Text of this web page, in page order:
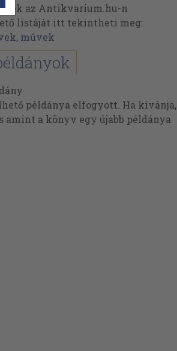
az Antikvarium.hu-n
listáját itt tekintheti meg:
művek
példánya elfogyott. Ha kívánja,
amint a könyv egy újabb példánya